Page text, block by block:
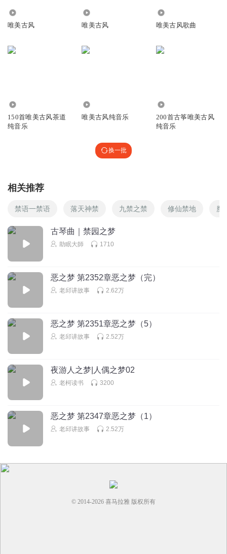
唯美古风 唯美古风 唯美古风歌曲
150首唯美古风茶道
纯音乐
唯美古风纯音乐
200首古筝唯美古风
纯音乐
换一批
相关推荐
禁语一禁语 落天神禁 九禁之禁 修仙禁地 魔
古琴曲｜禁园之梦
助眠大師 1710
恶之梦 第2352章恶之梦（完）
老邱讲故事 2.62万
恶之梦 第2351章恶之梦（5）
老邱讲故事 2.52万
夜游人之梦|人偶之梦02
老柯读书 3200
恶之梦 第2347章恶之梦（1）
老邱讲故事 2.52万
© 2014-2026 喜马拉雅 版权所有